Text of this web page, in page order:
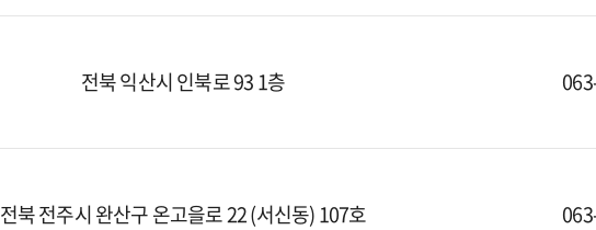
전북 익산시 인북로 93 1층
전북 전주시 완산구 온고을로 22 (서신동) 107호